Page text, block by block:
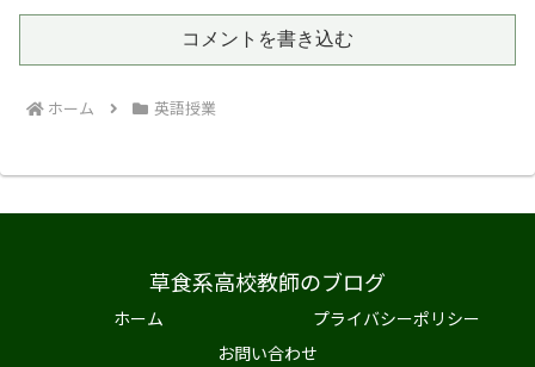
コメントを書き込む
ホーム 英語授業
草食系高校教師のブログ
ホーム
プライバシーポリシー
お問い合わせ